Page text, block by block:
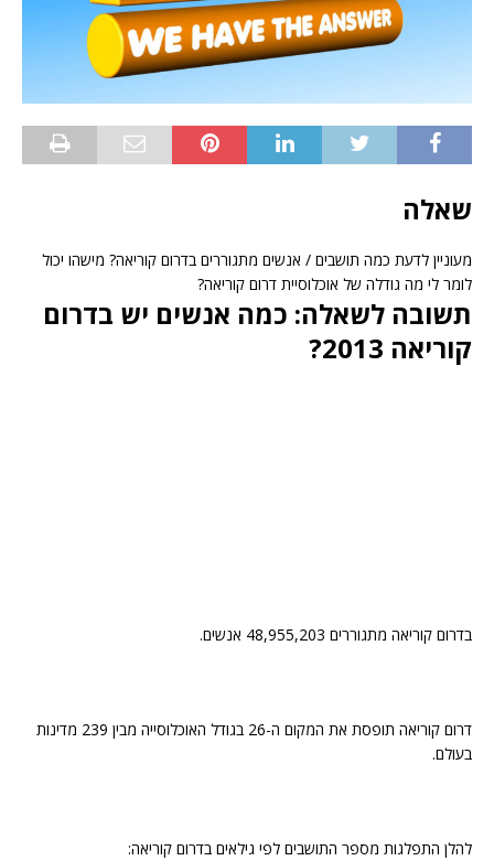
שאלה
מעוניין לדעת כמה תושבים / אנשים מתגוררים בדרום קוריאה? מישהו יכול
לומר לי מה גודלה של אוכלוסיית דרום קוריאה?
תשובה לשאלה: כמה אנשים יש בדרום
קוריאה 2013?
בדרום קוריאה מתגוררים 48,955,203 אנשים.
דרום קוריאה תופסת את המקום ה-26 בגודל האוכלוסייה מבין 239 מדינות
בעולם.
להלן התפלגות מספר התושבים לפי גילאים בדרום קוריאה: